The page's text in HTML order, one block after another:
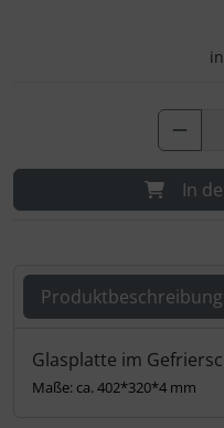
In
Produktbeschreibung
Glasplatte im
Maße: ca. 402*320*4 mm